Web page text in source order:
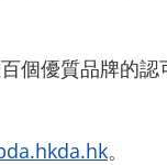
個優質品牌的
。